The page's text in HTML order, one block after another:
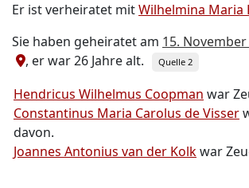
Er ist verheiratet mitWilhelmina Maria
Sie haben geheiratet am 15.
, er war 26 Jahre alt.
Quelle 2
Hendricus Wilhelmus Coopman war
Constantinus Maria Carolus de Visser
davon.
Joannes Antonius van der Kolkwar